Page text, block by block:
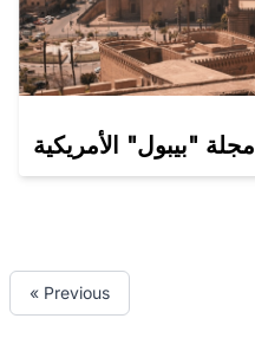
مجلة "بيبول" الأمريكية
« Previous